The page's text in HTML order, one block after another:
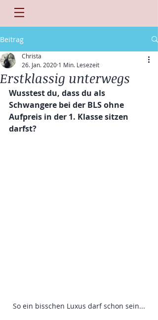
Beitrag
Erstklassig unterwegs
Christa
26. Jan. 2020 1 Min. Lesezeit
Wusstest du, dass du als
Schwangere bei der BLS ohne
Aufpreis in der 1. Klasse sitzen
darfst?
So ein bisschen Luxus darf schon sein...